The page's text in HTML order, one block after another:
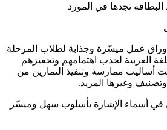
تجدها في المورد
عمل ميسّرة وجذابة لطلاب المرحلة
العربية لجذب اهتمامهم وتحفيزهم
أساليب ممارسة وتنفيذ التمارين من
وغيرها المزيد.
ورقة عمل في أسماء الإشارة بأسلوب سهل وميسّر